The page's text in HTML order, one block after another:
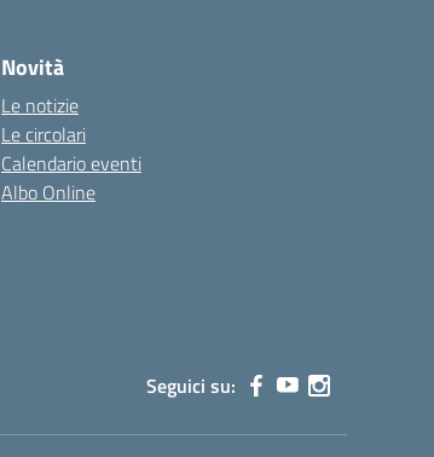
Novità
Le notizie
Le circolari
Calendario eventi
Albo Online
Seguici su: